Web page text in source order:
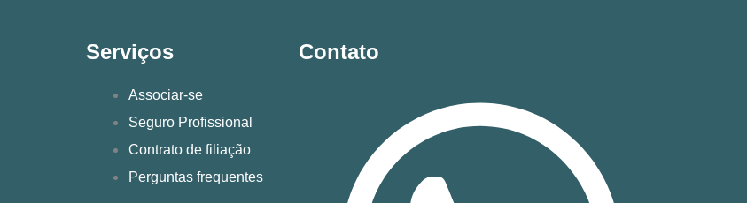
Serviços
Associar-se
Seguro Profissional
Contrato de filiação
Perguntas frequentes
Contato